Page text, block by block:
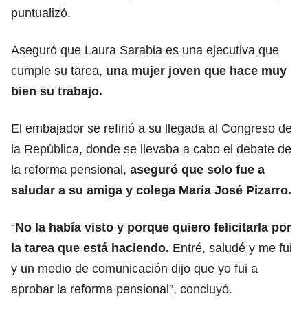
puntualizó.
Aseguró que Laura Sarabia es una ejecutiva que
cumple su tarea, una mujer joven que hace muy
bien su trabajo.
El embajador se refirió a su llegada al Congreso de
la República, donde se llevaba a cabo el debate de
la reforma pensional, aseguró que solo fue a
saludar a su amiga y colega María José Pizarro.
“No la había visto y porque quiero felicitarla por
la tarea que está haciendo. Entré, saludé y me fui
y un medio de comunicación dijo que yo fui a
aprobar la reforma pensional”, concluyó.